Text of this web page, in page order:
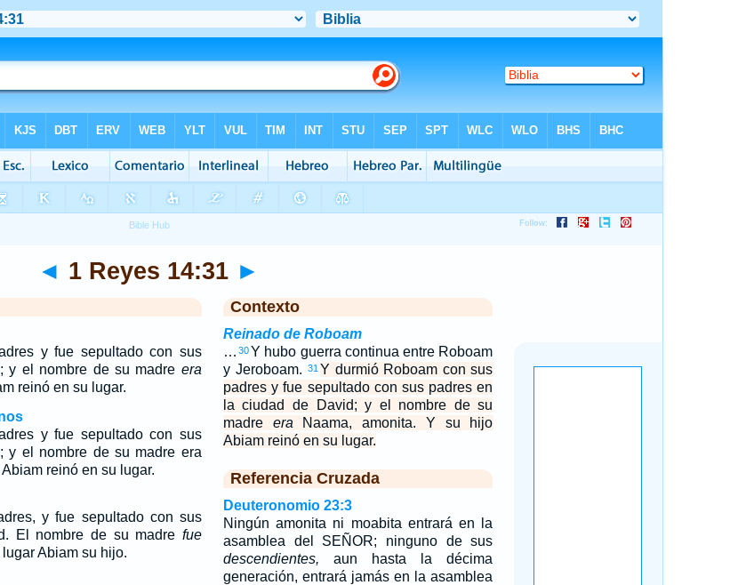
◄ 1 Reyes 14:31 ►
y fue sepultado con sus
y el nombre de su madre era
reinó en su lugar.
y fue sepultado con sus
y el nombre de su madre era
reinó en su lugar.
y fue sepultado con sus
El nombre de su madre fue
Abiam su hijo.
Contexto
Reinado de Roboam
… 30Y hubo guerra continua entre Roboam
y Jeroboam. 31 Y durmió Roboam con sus
padres y fue sepultado con sus padres en
la ciudad de David; y el nombre de su
madre era Naama, amonita. Y su hijo
Abiam reinó en su lugar.
Referencia Cruzada
Deuteronomio 23:3
Ningún amonita ni moabita entrará en la
asamblea del SEÑOR; ninguno de sus
descendientes, aun hasta la décima
generación, entrará jamás en la asamblea